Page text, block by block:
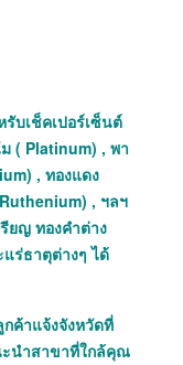
บเช็คเปอร์เซ็นต์
( Platinum) , พา
, ทองแดง
, ฯลฯ
ยญ ทองคำต่าง
ร่ธาตุต่างๆ ได้
ค้าแจ้งจังหวัดที่
ะนำสาขาที่ใกล้คุณ